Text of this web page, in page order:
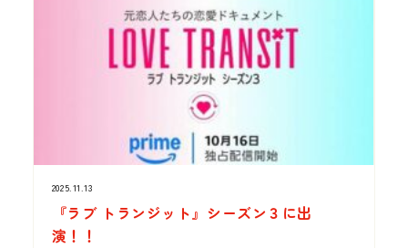
2025.11.13
『ラブ トランジット』シーズン３に出
演！！